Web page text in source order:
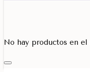
No hay productos en el